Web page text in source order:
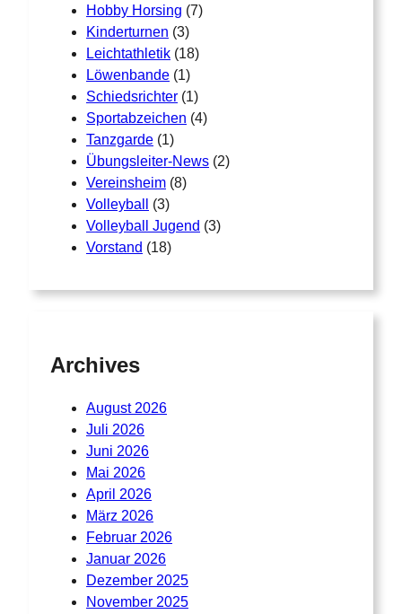
Hobby Horsing (7)
Kinderturnen (3)
Leichtathletik (18)
Löwenbande (1)
Schiedsrichter (1)
Sportabzeichen (4)
Tanzgarde (1)
Übungsleiter-News (2)
Vereinsheim (8)
Volleyball
(3)
Volleyball Jugend (3)
Vorstand (18)
Archives
August 2026
Juli 2026
Juni 2026
Mai 2026
April 2026
März 2026
Februar 2026
Januar 2026
Dezember 2025
November 2025